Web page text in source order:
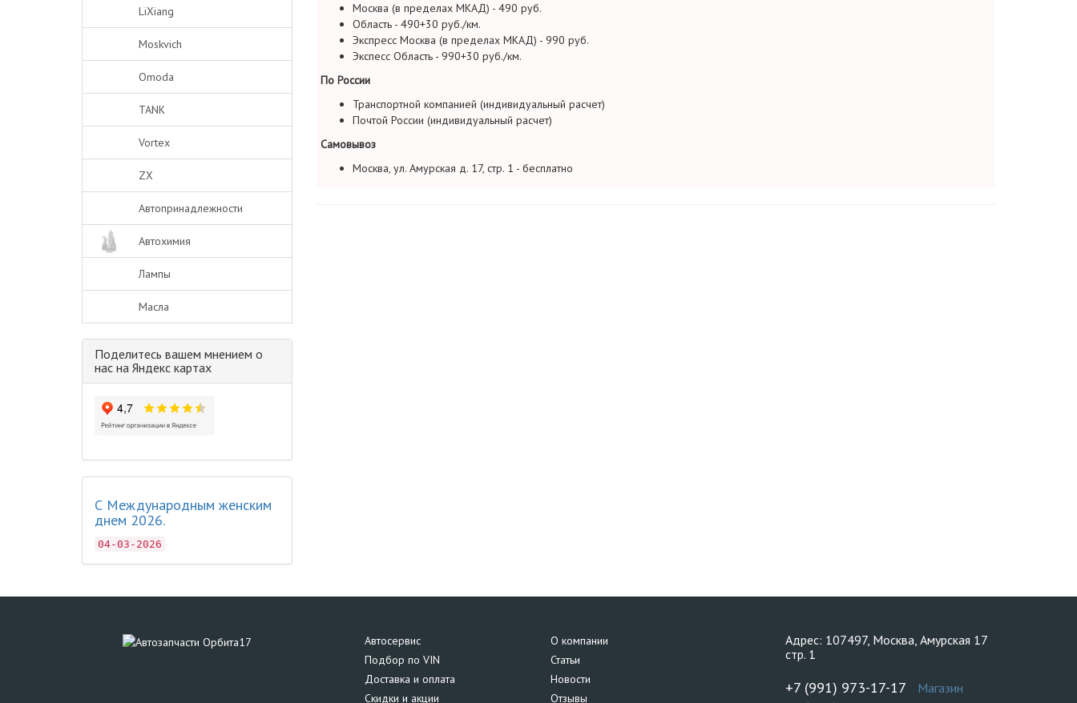
LiXiang
Moskvich
Omoda
TANK
Vortex
ZX
Автопринадлежности
Автохимия
Лампы
Масла
Поделитесь вашем мнением о
нас на Яндекс картах
С Международным женским
днем 2026.
04-03-2026
Москва (в пределах МКАД) - 490 руб.
Область - 490+30 руб./км.
Экспресс Москва (в пределах МКАД) - 990 руб.
Экспесс Область - 990+30 руб./км.
По России
Транспортной компанией (индивидуальный расчет)
Почтой России (индивидуальный расчет)
Самовывоз
Москва, ул. Амурская д. 17, стр. 1 - бесплатно
Автосервис
Подбор по VIN
Доставка и оплата
Скидки и акции
О компании
Статьи
Новости
Отзывы
Адрес: 107497, Москва, Амурская 17
стр. 1
+7 (991) 973-17-17 Магазин